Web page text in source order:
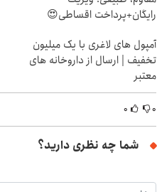
رایگان+پرداخت اقساطی😍
آمپول های لاغری با یک میلیون
تخفیف | ارسال از داروخانه های
معتبر
۰ ۰
شما چه نظری دارید؟